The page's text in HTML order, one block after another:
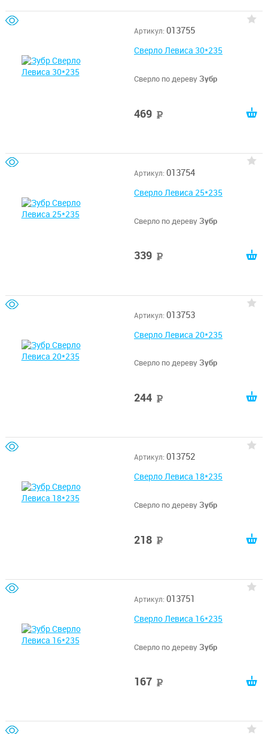
Артикул: 013755
Сверло Левиса 30*235
Сверло по дереву Зубр
469
Артикул: 013754
Сверло Левиса 25*235
Сверло по дереву Зубр
339
Артикул: 013753
Сверло Левиса 20*235
Сверло по дереву Зубр
244
Артикул: 013752
Сверло Левиса 18*235
Сверло по дереву Зубр
218
Артикул: 013751
Сверло Левиса 16*235
Сверло по дереву Зубр
167